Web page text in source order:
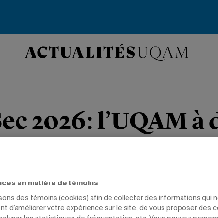
2026: l’UQAM à
la première place!
uqamiens en cybersécurité se
la compétition nord-américaine.
en matière de témoins
des témoins (cookies) afin de collecter des informations qui
d’améliorer votre expérience sur le site, de vous proposer des